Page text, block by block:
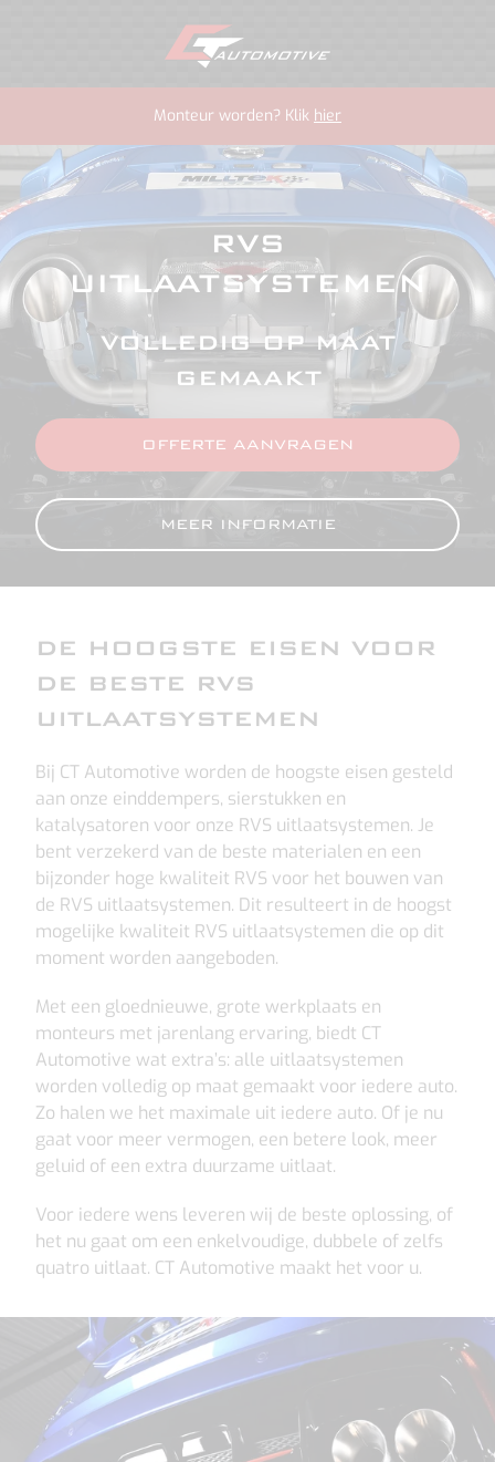
Monteur worden? Klik hier
RVS
UITLAATSYSTEMEN
VOLLEDIG OP MAAT
GEMAAKT
OFFERTE AANVRAGEN
MEER INFORMATIE
DE HOOGSTE EISEN VOOR
DE BESTE RVS
UITLAATSYSTEMEN
Bij CT Automotive worden de hoogste eisen gesteld
aan onze einddempers, sierstukken en
katalysatoren voor onze RVS uitlaatsystemen. Je
bent verzekerd van de beste materialen en een
bijzonder hoge kwaliteit RVS voor het bouwen van
de RVS uitlaatsystemen. Dit resulteert in de hoogst
mogelijke kwaliteit RVS uitlaatsystemen die op dit
moment worden aangeboden.
Met een gloednieuwe, grote werkplaats en
monteurs met jarenlang ervaring, biedt CT
Automotive wat extra’s: alle uitlaatsystemen
worden volledig op maat gemaakt voor iedere auto.
Zo halen we het maximale uit iedere auto. Of je nu
gaat voor meer vermogen, een betere look, meer
geluid of een extra duurzame uitlaat.
Voor iedere wens leveren wij de beste oplossing, of
het nu gaat om een enkelvoudige, dubbele of zelfs
quatro uitlaat. CT Automotive maakt het voor u.